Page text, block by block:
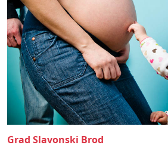
Grad Slavonski Brod